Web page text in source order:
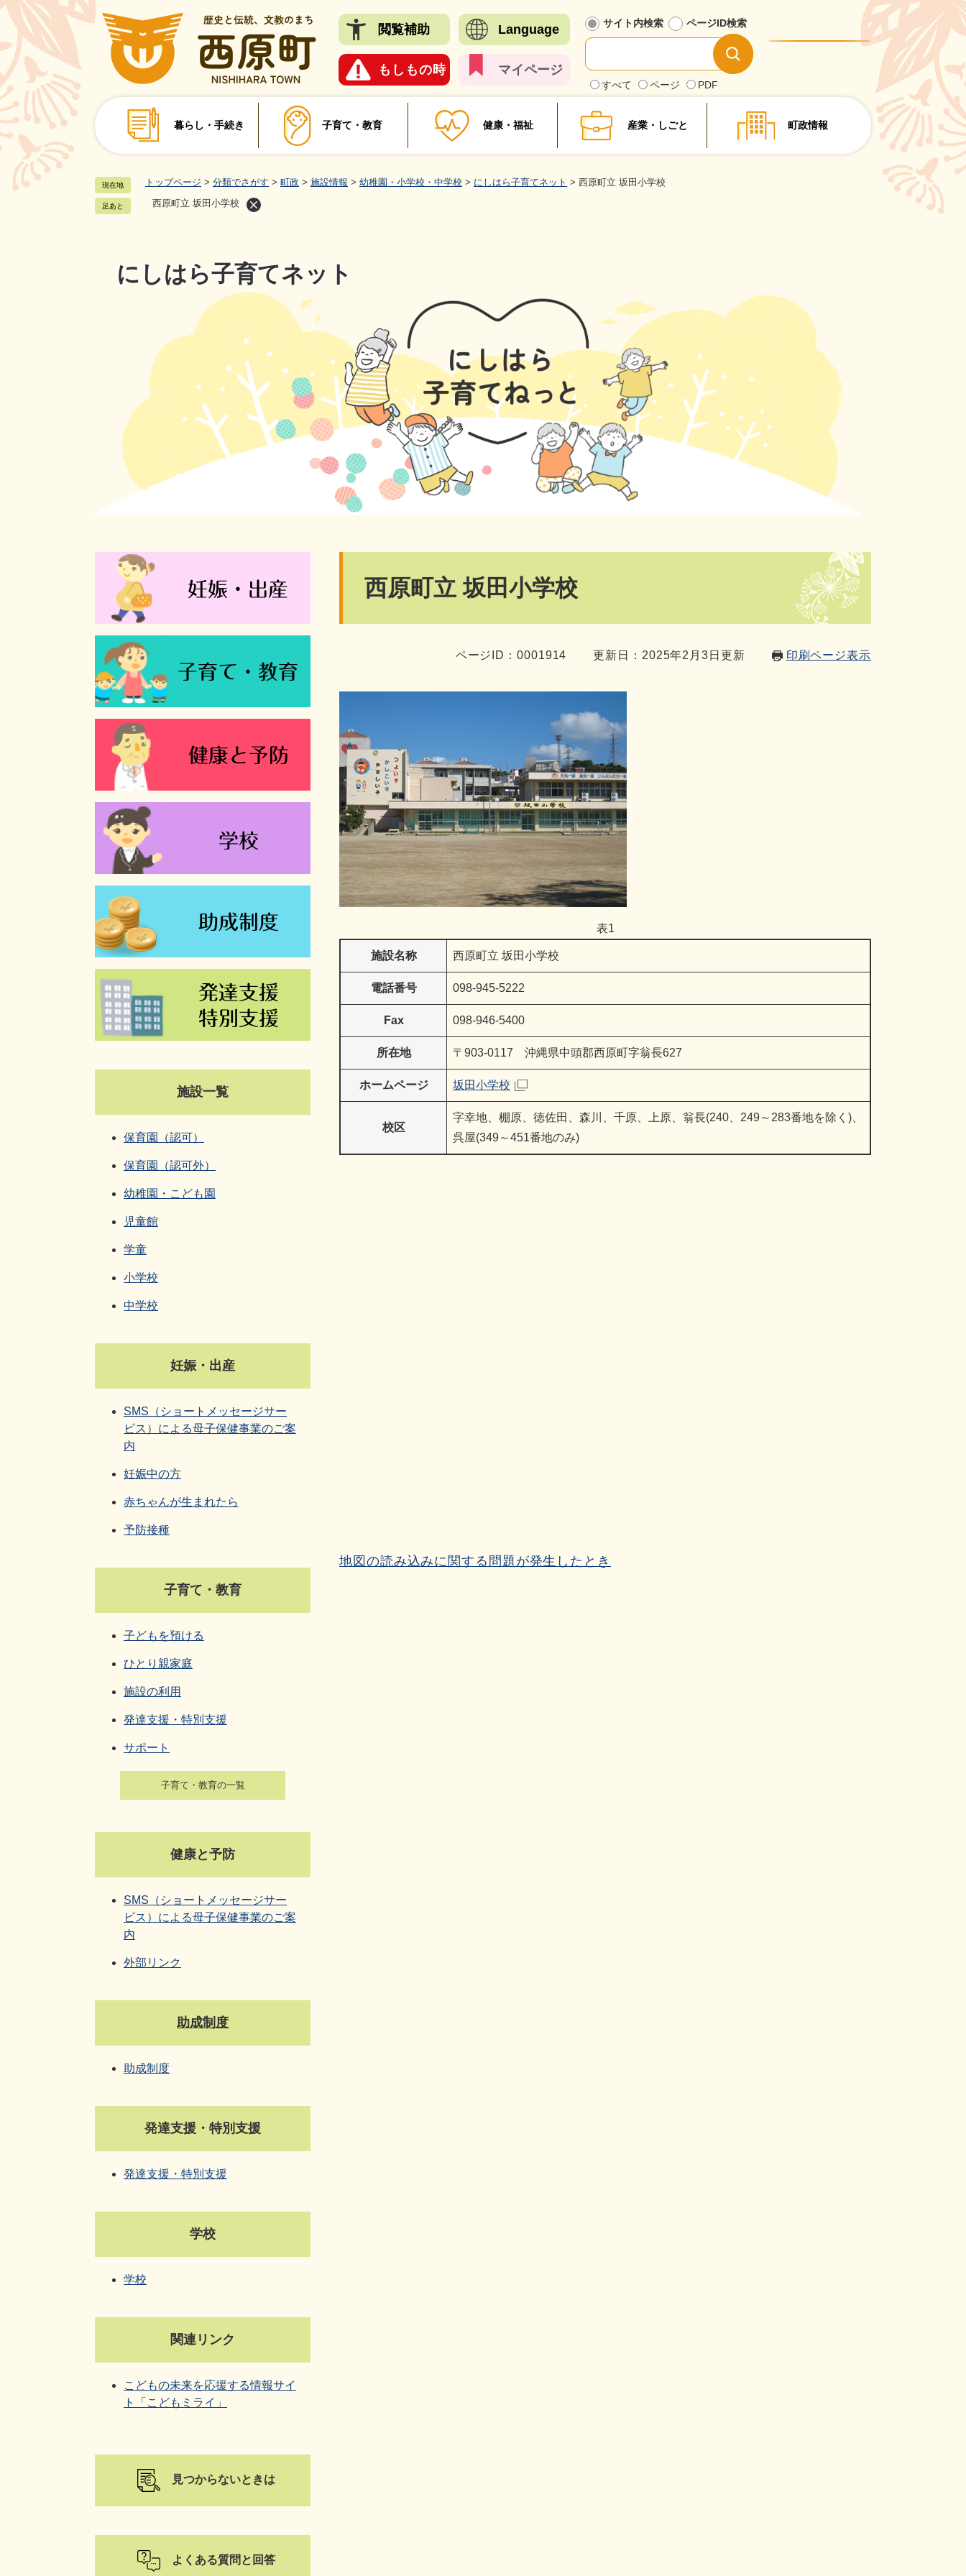
ペ
ジ
先
頭
で
。
閲覧補助 Language
もしもの時 マイページ
サイト内検索
検
索
対
象
すべて ページ PDF
ページID検索
探
暮らし・手続き 子育て・教育 健康・福祉 産業・しごと 町政情報
現在地 トップページ > 分類でさがす > 町政 > 施設情報 > 幼稚園・小学校・中学校 > にしはら子育てネット > 西原町立 坂田小学校
足あと 西原町立 坂田小学校
にしはら子育てネット
西原町立 坂田小学校
ページID：0001914 更新日：2025年2月3日更新 印刷ページ表示
表1
施設名称 西原町立 坂田小学校
電話番号 098-945-5222
Fax 098-946-5400
所在地 〒903-0117 沖縄県中頭郡西原町字翁長627
ホームページ 坂田小学校​
校区
字幸地、棚原、徳佐田、森川、千原、上原、翁長(240、249～283番地を除く)、
呉屋(349～451番地のみ)
地図の読み込みに関する問題が発生したとき
施設一覧
保育園（認可）
保育園（認可外）
幼稚園・こども園
児童館
学童
小学校
中学校
妊娠・出産
SMS（ショートメッセージサー
ビス）による母子保健事業のご案
内
妊娠中の方
赤ちゃんが生まれたら
予防接種
子育て・教育
子どもを預ける
ひとり親家庭
施設の利用
発達支援・特別支援
サポート
子育て・教育の一覧
健康と予防
SMS（ショートメッセージサー
ビス）による母子保健事業のご案
内
外部リンク
​助成制度
助成制度
発達支援・特別支援
発達支援・特別支援
学校
学校
関連リンク
こどもの未来を応援する情報サイ
ト「こどもミライ」
見つからないときは
よくある質問と回答